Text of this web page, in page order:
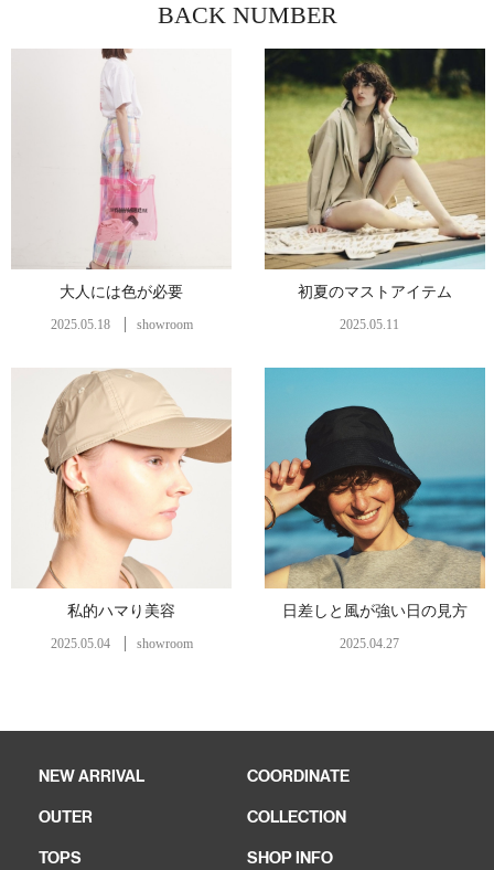
BACK NUMBER
大人には色が必要
2025.05.18 showroom
初夏のマストアイテム
2025.05.11
私的ハマり美容
2025.05.04 showroom
日差しと風が強い日の見方
2025.04.27
NEW ARRIVAL
OUTER
TOPS
COORDINATE
COLLECTION
SHOP INFO